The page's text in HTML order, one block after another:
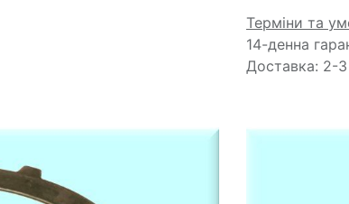
Терміни та
14-денна
Доставка: 2-3